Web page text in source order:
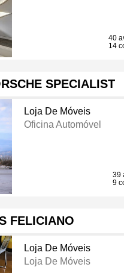
40
14
SPECIALIST
Loja De Móveis
Oficina Automóvel
39
9
FELICIANO
Loja De Móveis
Loja De Móveis